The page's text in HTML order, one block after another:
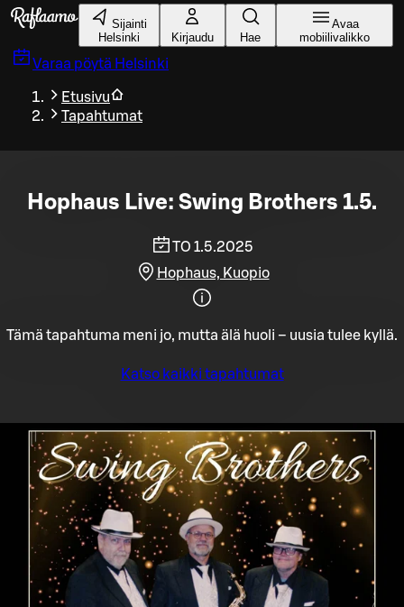
Siirry pääsisältöön
Sijainti
Helsinki
Kirjaudu Hae
Avaa
mobiilivalikko
Varaa pöytä Helsinki
Etusivu
Tapahtumat
Hophaus Live: Swing Brothers 1.5.
TO 1.5.2025
Hophaus, Kuopio
Tämä tapahtuma meni jo, mutta älä huoli – uusia tulee kyllä.
Katso kaikki tapahtumat